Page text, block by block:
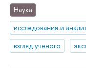
Наука
исследования и
взгляд ученого